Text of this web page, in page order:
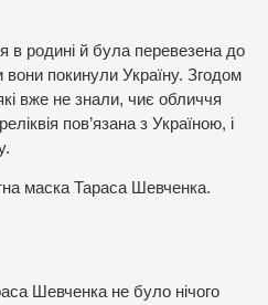
в родині й була перевезена до
покинули Україну. Згодом
вже не знали, чиє обличчя
пов’язана з Україною, і
маска Тараса Шевченка.
Шевченка не було нічого